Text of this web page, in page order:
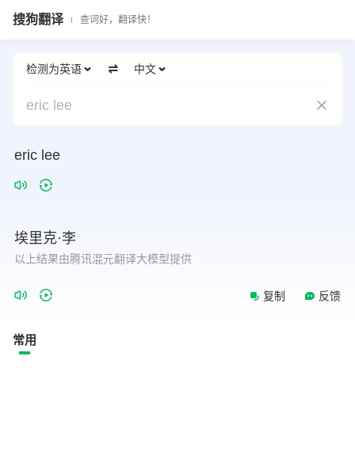
搜狗翻译 查词好，翻译快！
检测为英语 中文
eric lee
eric lee
埃里克·李
以上结果由腾讯混元翻译大模型提供
复制 反馈
常用